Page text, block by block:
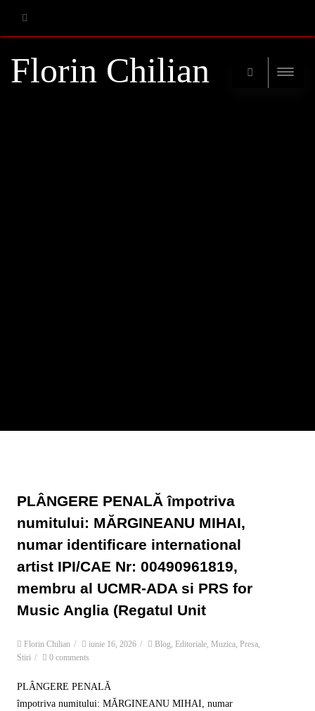
Florin Chilian
PLÂNGERE PENALĂ împotriva
numitului: MĂRGINEANU MIHAI,
numar identificare international
artist IPI/CAE Nr: 00490961819,
membru al UCMR-ADA si PRS for
Music Anglia (Regatul Unit
Florin Chilian / iunie 16, 2026 / Blog Editoriale Muzica Presa
Stiri / 0 comments
PLÂNGERE PENALĂ
împotriva numitului: MĂRGINEANU MIHAI, numar